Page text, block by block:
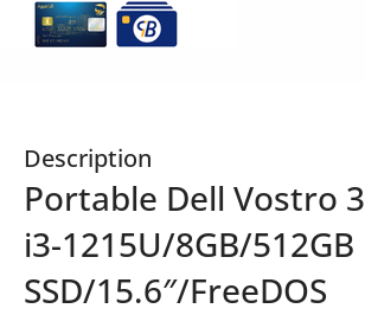
Description
Portable Dell Vostro
i3-1215U/8GB/512GB
SSD/15.6″/FreeDOS